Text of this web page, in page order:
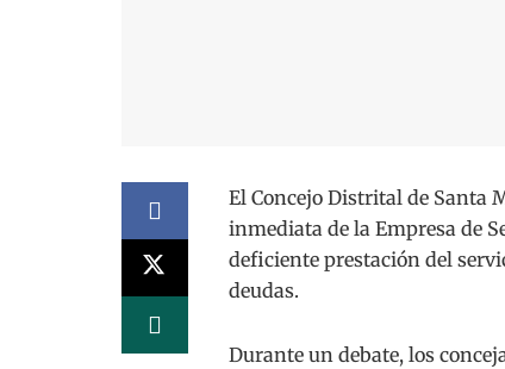
El Concejo Distrital de Santa
inmediata de la Empresa de
deficiente prestación del
deudas.
Durante un debate, los